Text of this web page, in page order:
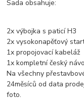
Sada obsahuje:
2x výbojka s paticí H3
2x vysokonapěťový
1x propojovací kabeláž
1x kompletní český
Na všechny
24měsíců od data
foto.